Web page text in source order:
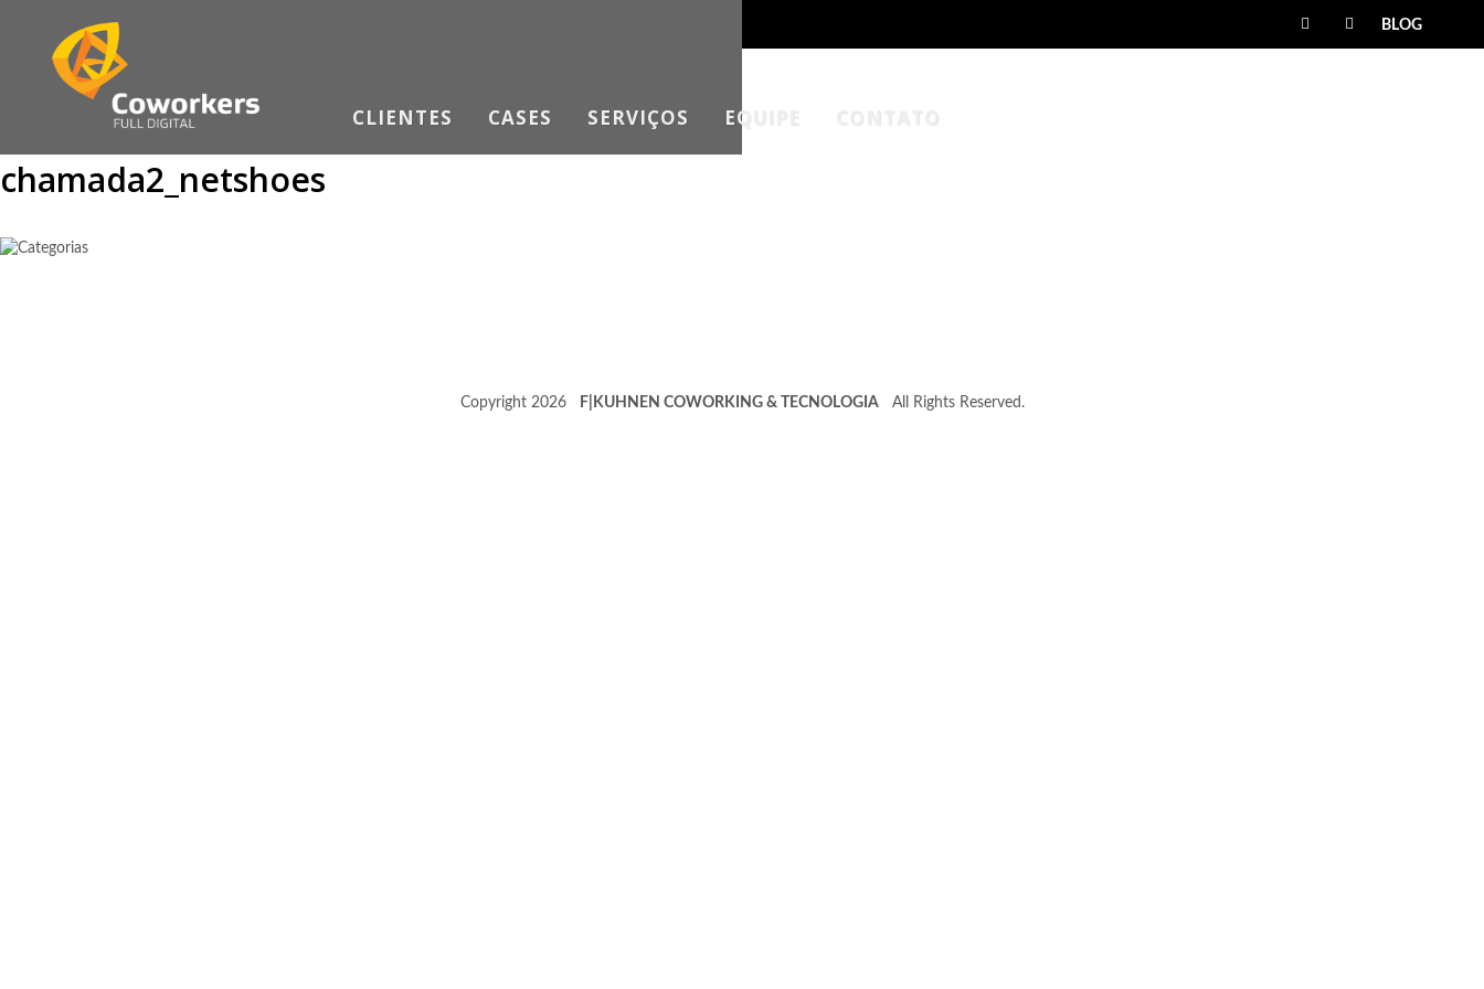
BLOG
CLIENTES CASES SERVIÇOS EQUIPE CONTATO
chamada2_netshoes
Copyright 2026 F|KUHNEN COWORKING & TECNOLOGIAAll Rights Reserved.